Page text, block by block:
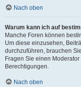
Nach oben
Warum kann ich auf
Manche Foren können
Um diese einzusehen,
durchzuführen, brauchen
Fragen Sie einen
Berechtigungen.
Nach oben